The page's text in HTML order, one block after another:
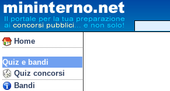
Home
Quiz e bandi
Quiz concorsi
Bandi